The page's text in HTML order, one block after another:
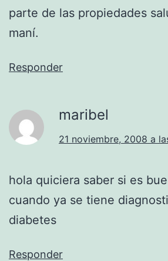
parte de las propiedades
maní.
Responder
maribel
21 noviembre, 2008 a
hola quiciera saber si es
cuando ya se tiene
diabetes
Responder